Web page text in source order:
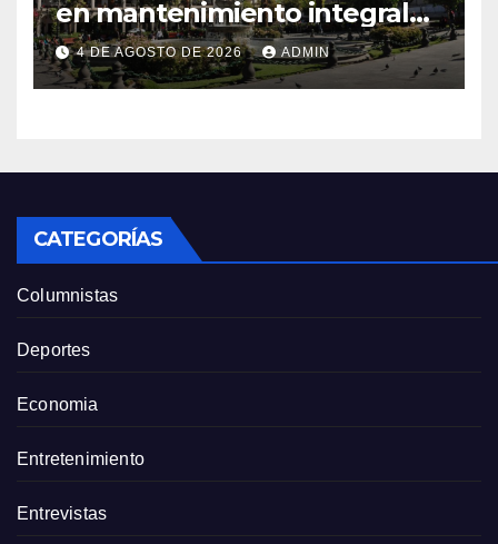
en mantenimiento integral
de la Plaza de Armas
4 DE AGOSTO DE 2026 ADMIN
CATEGORÍAS
Columnistas
Deportes
Economia
Entretenimiento
Entrevistas